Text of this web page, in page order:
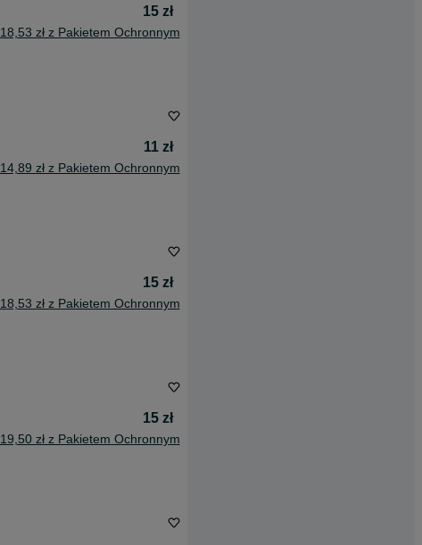
15 zł
18,53 zł z Pakietem Ochronnym
11 zł
14,89 zł z Pakietem Ochronnym
15 zł
18,53 zł z Pakietem Ochronnym
15 zł
19,50 zł z Pakietem Ochronnym